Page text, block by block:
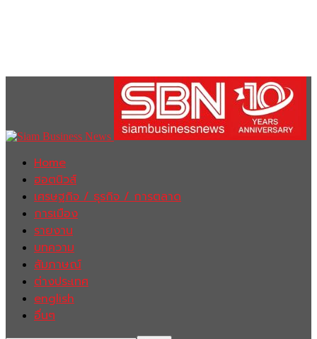
Home
ฮอตนิวส์
เศรษฐกิจ / ธุรกิจ / การตลาด
การเมือง
รายงาน
บทความ
สัมภาษณ์
ต่างประเทศ
english
อื่นๆ